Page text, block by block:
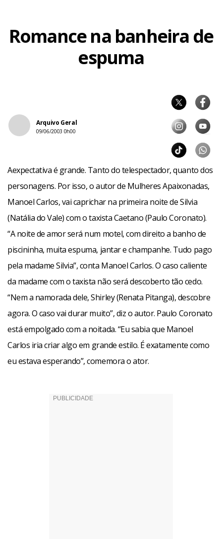
Romance na banheira de
espuma
Arquivo Geral
09/06/2003 0h00
Aexpectativa é grande. Tanto do telespectador, quanto dos
personagens. Por isso, o autor de Mulheres Apaixonadas,
Manoel Carlos, vai caprichar na primeira noite de Silvia
(Natália do Vale) com o taxista Caetano (Paulo Coronato).
“A noite de amor será num motel, com direito a banho de
piscininha, muita espuma, jantar e champanhe. Tudo pago
pela madame Silvia”, conta Manoel Carlos. O caso caliente
da madame com o taxista não será descoberto tão cedo.
“Nem a namorada dele, Shirley (Renata Pitanga), descobre
agora. O caso vai durar muito”, diz o autor. Paulo Coronato
está empolgado com a noitada. “Eu sabia que Manoel
Carlos iria criar algo em grande estilo. É exatamente como
eu estava esperando”, comemora o ator.